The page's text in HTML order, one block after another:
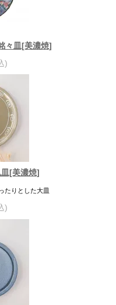
々皿[美濃焼]
)
[美濃焼]
たりとした大皿
)